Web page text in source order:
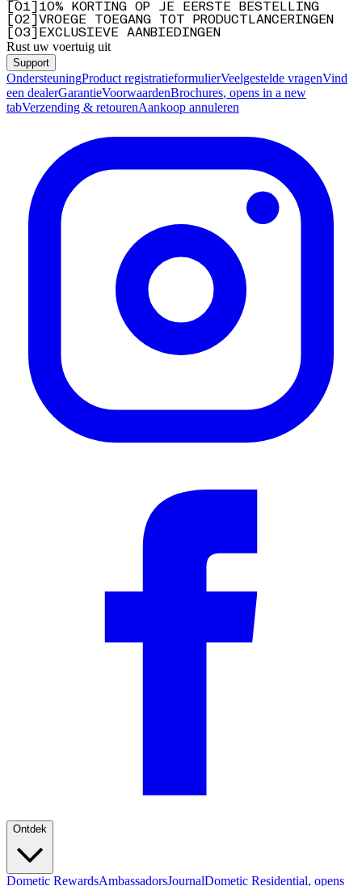
01
10% KORTING OP JE EERSTE BESTELLING
02
VROEGE TOEGANG TOT PRODUCTLANCERINGEN
03 EXCLUSIEVE AANBIEDINGEN
Rust uw voertuig uit
Support
OndersteuningProduct registratieformulierVeelgestelde vragenVind
een dealerGarantieVoorwaardenBrochures, opens in a new
tabVerzending & retourenAankoop annuleren
Ontdek
Dometic RewardsAmbassadorsJournalDometic Residential, opens